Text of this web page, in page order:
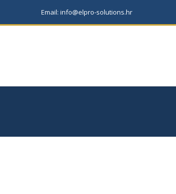
Email: info@elpro-solutions.hr